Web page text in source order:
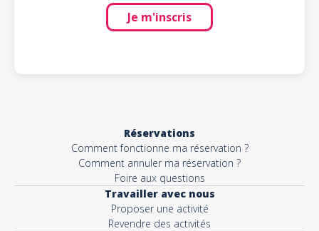
Je m'inscris
Réservations
Comment fonctionne ma réservation ?
Comment annuler ma réservation ?
Foire aux questions
Travailler avec nous
Proposer une activité
Revendre des activités